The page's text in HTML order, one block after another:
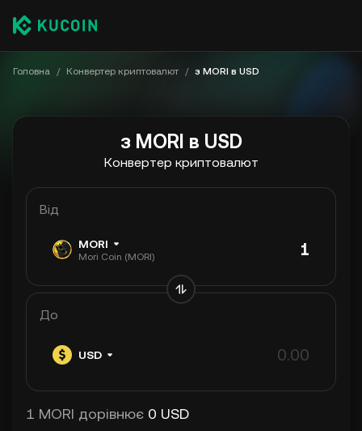
Головна / Конвертер криптовалют / з MORI в USD
з MORI в USD
Конвертер криптовалют
Від
MORI
Mori Coin (MORI)
До
USD
1 MORI дорівнює 0 USD